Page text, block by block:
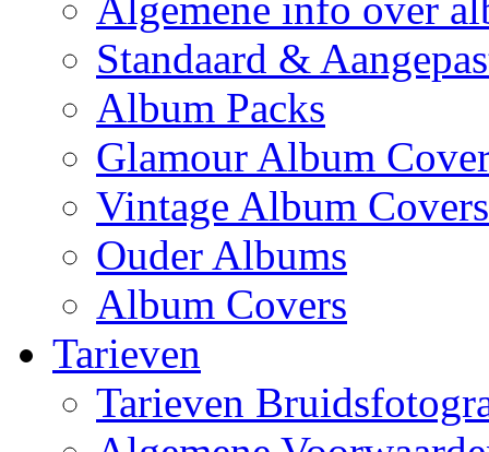
Standaard &
Album Packs
Glamour Album
Vintage Album Covers
Ouder Albums
Album Covers
Tarieven
Tarieven